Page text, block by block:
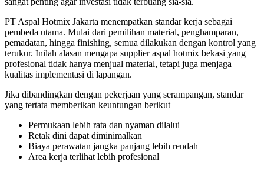
PT Aspal Hotmix Jakarta menempatkan standar kerja sebagai
pembeda utama. Mulai dari pemilihan material, penghamparan,
pemadatan, hingga finishing, semua dilakukan dengan kontrol yang
terukur. Inilah alasan mengapa supplier aspal hotmix bekasi yang
profesional tidak hanya menjual material, tetapi juga menjaga
kualitas implementasi di lapangan.
Jika dibandingkan dengan pekerjaan yang serampangan, standar
yang tertata memberikan keuntungan berikut
Permukaan lebih rata dan nyaman dilalui
Retak dini dapat diminimalkan
Biaya perawatan jangka panjang lebih rendah
Area kerja terlihat lebih profesional